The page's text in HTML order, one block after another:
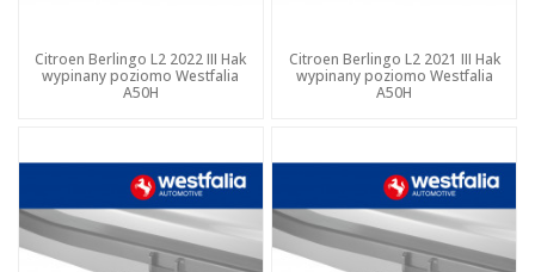
Citroen Berlingo L2 2022 III Hak
wypinany poziomo Westfalia
A50H
Citroen Berlingo L2 2021 III Hak
wypinany poziomo Westfalia
A50H